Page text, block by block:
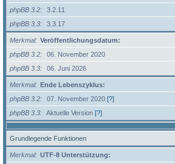
phpBB 3.2
3.2.11
phpBB 3.3
3.3.17
Merkmal
Veröffentlichungsdatum:
phpBB 3.2
06. November 2020
phpBB 3.3
06. Juni 2026
Merkmal
Ende Lebenszyklus:
phpBB 3.2
07. November 2020 [?]
phpBB 3.3
Aktuelle Version [?]
Grundlegende Funktionen
Merkmal
UTF-8 Unterstützung: